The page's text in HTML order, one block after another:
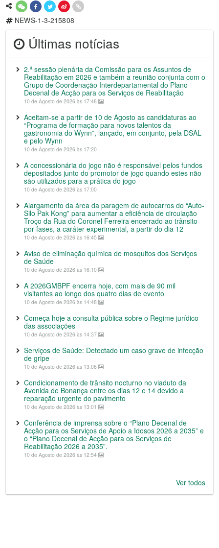
NEWS-1-3-215808
Últimas notícias
2.ª sessão plenária da Comissão para os Assuntos de
Reabilitação em 2026 e também a reunião conjunta com o
Grupo de Coordenação Interdepartamental do Plano
Decenal de Acção para os Serviços de Reabilitação
10 de Agosto de 2026 às 17:48
Aceitam-se a partir de 10 de Agosto as candidaturas ao
“Programa de formação para novos talentos da
gastronomia do Wynn”, lançado, em conjunto, pela DSAL
e pelo Wynn
10 de Agosto de 2026 às 17:20
A concessionária do jogo não é responsável pelos fundos
depositados junto do promotor de jogo quando estes não
são utilizados para a prática do jogo
10 de Agosto de 2026 às 17:00
Alargamento da área da paragem de autocarros do “Auto-
Silo Pak Kong” para aumentar a eficiência de circulação
Troço da Rua do Coronel Ferreira encerrado ao trânsito
por fases, a caráter experimental, a partir do dia 12
10 de Agosto de 2026 às 16:45
Aviso de eliminação química de mosquitos dos Serviços
de Saúde
10 de Agosto de 2026 às 16:10
A 2026GMBPF encerra hoje, com mais de 90 mil
visitantes ao longo dos quatro dias de evento
10 de Agosto de 2026 às 14:48
Começa hoje a consulta pública sobre o Regime jurídico
das associações
10 de Agosto de 2026 às 14:37
Serviços de Saúde: Detectado um caso grave de infecção
de gripe
10 de Agosto de 2026 às 13:06
Condicionamento de trânsito nocturno no viaduto da
Avenida de Bonança entre os dias 12 e 14 devido a
reparação urgente do pavimento
10 de Agosto de 2026 às 13:01
Conferência de imprensa sobre o “Plano Decenal de
Acção para os Serviços de Apoio a Idosos 2026 a 2035” e
o “Plano Decenal de Acção para os Serviços de
Reabilitação 2026 a 2035”.
10 de Agosto de 2026 às 12:54
Ver todos